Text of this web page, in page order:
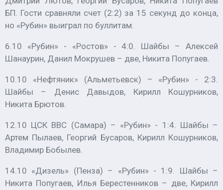
БП. Гости сравняли счет (2:2) за 15 секунд до конца,
но «Рубин» выиграл по буллитам.
6.10 «Рубин» - «Ростов» - 4:0. Шайбы – Алексей
Шанаурин, Данил Мокрушев – две, Никита Попугаев.
10.10 «Нефтяник» (Альметьевск) – «Рубин» - 2:3.
Шайбы – Денис Давыдов, Кирилл Кошурников,
Никита Брютов.
12.10 ЦСК ВВС (Самара) – «Рубин» - 1:4. Шайбы –
Артем Пылаев, Георгий Бусаров, Кирилл Кошурников,
Владимир Бобылев.
14.10 «Дизель» (Пенза) – «Рубин» - 1:9. Шайбы –
Никита Попугаев, Илья Берестенников – две, Кирилл